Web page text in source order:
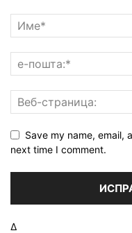
Save my name, email,
next time I comment.
Δ